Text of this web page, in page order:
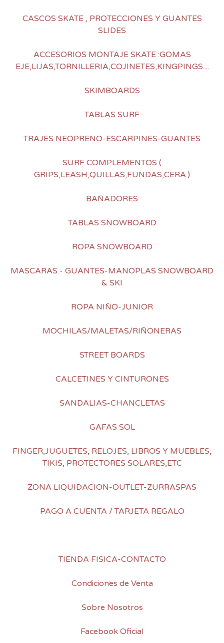
CASCOS SKATE , PROTECCIONES Y GUANTES
SLIDES
ACCESORIOS MONTAJE SKATE :GOMAS
EJE,LIJAS,TORNILLERIA,COJINETES,KINGPINGS....
SKIMBOARDS
TABLAS SURF
TRAJES NEOPRENO-ESCARPINES-GUANTES
SURF COMPLEMENTOS (
GRIPS,LEASH,QUILLAS,FUNDAS,CERA.)
BAÑADORES
TABLAS SNOWBOARD
ROPA SNOWBOARD
MASCARAS - GUANTES-MANOPLAS SNOWBOARD
& SKI
ROPA NIÑO-JUNIOR
MOCHILAS/MALETAS/RIÑONERAS
STREET BOARDS
CALCETINES Y CINTURONES
SANDALIAS-CHANCLETAS
GAFAS SOL
FINGER,JUGUETES, RELOJES, LIBROS Y MUEBLES,
TIKIS, PROTECTORES SOLARES,ETC
ZONA LIQUIDACION-OUTLET-ZURRASPAS
PAGO A CUENTA / TARJETA REGALO
TIENDA FISICA-CONTACTO
Condiciones de Venta
Sobre Nosotros
Facebook Oficial